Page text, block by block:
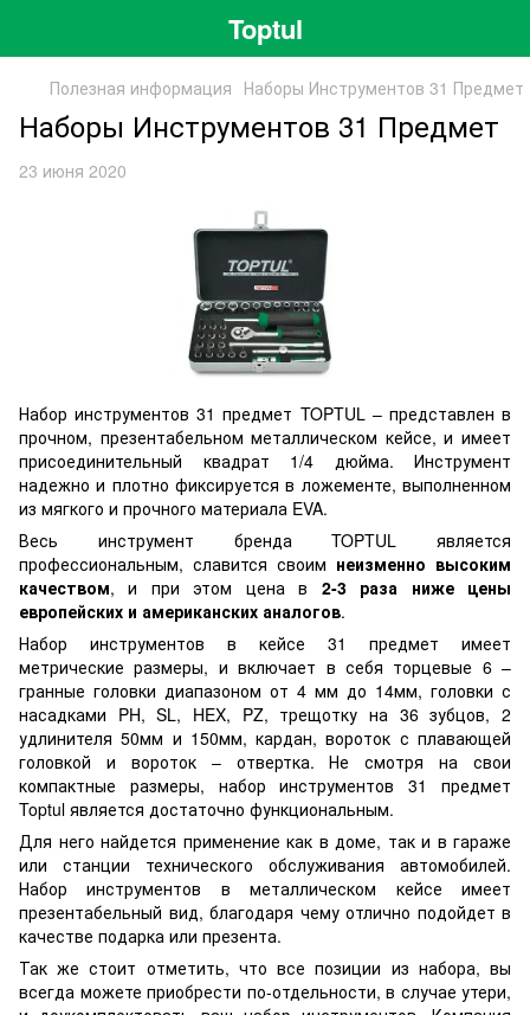
Toptul
Полезная информация Наборы Инструментов 31 Предмет
Наборы Инструментов 31 Предмет
23 июня 2020
Набор инструментов 31 предмет TOPTUL – представлен в
прочном, презентабельном металлическом кейсе, и имеет
присоединительный квадрат 1/4 дюйма. Инструмент
надежно и плотно фиксируется в ложементе, выполненном
из мягкого и прочного материала EVA.
Весь инструмент бренда TOPTUL является
профессиональным, славится своим неизменно высоким
качеством, и при этом цена в 2-3 раза ниже цены
европейских и американских аналогов.
Набор инструментов в кейсе 31 предмет имеет
метрические размеры, и включает в себя торцевые 6 –
гранные головки диапазоном от 4 мм до 14мм, головки с
насадками PH, SL, HEX, PZ, трещотку на 36 зубцов, 2
удлинителя 50мм и 150мм, кардан, вороток с плавающей
головкой и вороток – отвертка. Не смотря на свои
компактные размеры, набор инструментов 31 предмет
Toptul является достаточно функциональным.
Для него найдется применение как в доме, так и в гараже
или станции технического обслуживания автомобилей.
Набор инструментов в металлическом кейсе имеет
презентабельный вид, благодаря чему отлично подойдет в
качестве подарка или презента.
Так же стоит отметить, что все позиции из набора, вы
всегда можете приобрести по-отдельности, в случае утери,